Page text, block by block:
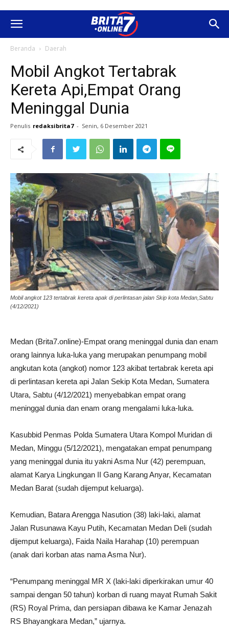
Beranda Daerah
Mobil Angkot Tertabrak
Kereta Api,Empat Orang
Meninggal Dunia
Penulis redaksibrita7 - Senin, 6 Desember 2021
Mobil angkot 123 tertabrak kereta apak di perlintasan jalan Skip kota Medan,Sabtu
(4/12/2021)
Medan (Brita7.online)-Empat orang meninggal dunia dan enam
orang lainnya luka-luka yang merupakan penumpang mobil
angkutan kota (angkot) nomor 123 akibat tertabrak kereta api
di perlintasan kereta api Jalan Sekip Kota Medan, Sumatera
Utara, Sabtu (4/12/2021) menyebabkan empat orang
meninggal dunia dan enam orang mengalami luka-luka.
Kasubbid Penmas Polda Sumatera Utara Kompol Muridan di
Medan, Minggu (5/12/2021), mengatakan empat penumpang
yang meninggal dunia itu yakni Asma Nur (42) perempuan,
alamat Karya Lingkungan II Gang Karang Anyar, Kecamatan
Medan Barat (sudah dijemput keluarga).
Kemudian, Batara Arengga Nasution (38) laki-laki, alamat
Jalan Rusunawa Kayu Putih, Kecamatan Medan Deli (sudah
dijemput keluarga), Faida Naila Harahap (10) perempuan
(anak dari korban atas nama Asma Nur).
“Penumpang meninggal MR X (laki-laki diperkirakan umur 40
sampai dengan 50 tahun) korban di ruang mayat Rumah Sakit
(RS) Royal Prima, dan persiapan dibawa ke Kamar Jenazah
RS Bhayangkara Medan,” ujarnya.